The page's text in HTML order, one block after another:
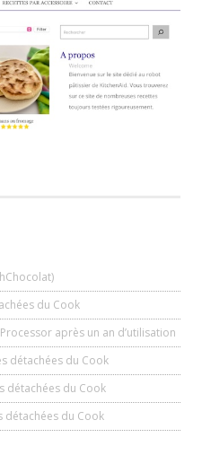
du Cook
après un an d’utilisation
détachées du Cook
détachées du Cook
détachées du Cook